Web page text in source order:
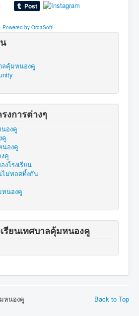
Powered by OrdaSoft!
ลคุ้มหนองคู
งการต่างๆ
นองคู
คู
นองคู
คู
งโรงเรียน
ไม่ทอดทิ้งกัน
หนองคู
รียนเทศบาลคุ้มหนองคู
Back to Top
หนองคู